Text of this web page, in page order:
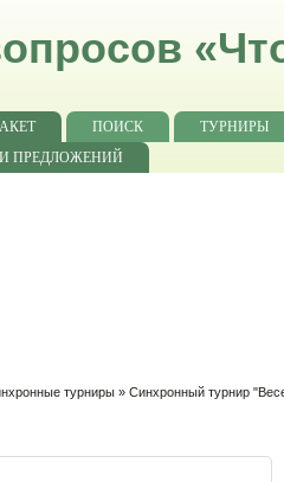
ПОИСК
ТУРНИРЫ
ПРЕДЛОЖЕНИЙ
турниры » Синхронный турнир